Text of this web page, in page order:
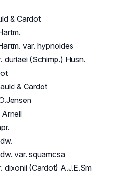
& Cardot
var. hypnoides
duriaei (Schimp.) Husn.
& Cardot
Arnell
var. squamosa
dixonii (Cardot) A.J.E.Sm